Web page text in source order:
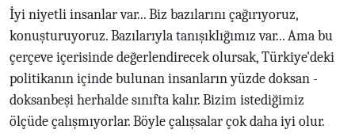
İyi niyetli insanlar var... Biz bazılarını çağırıyoruz,
konuşturuyoruz. Bazılarıyla tanışıklığımız var... Ama bu
çerçeve içerisinde değerlendirecek olursak, Türkiye'deki
politikanın içinde bulunan insanların yüzde doksan -
doksanbeşi herhalde sınıfta kalır. Bizim istediğimiz
ölçüde çalışmıyorlar. Böyle çalışsalar çok daha iyi olur.